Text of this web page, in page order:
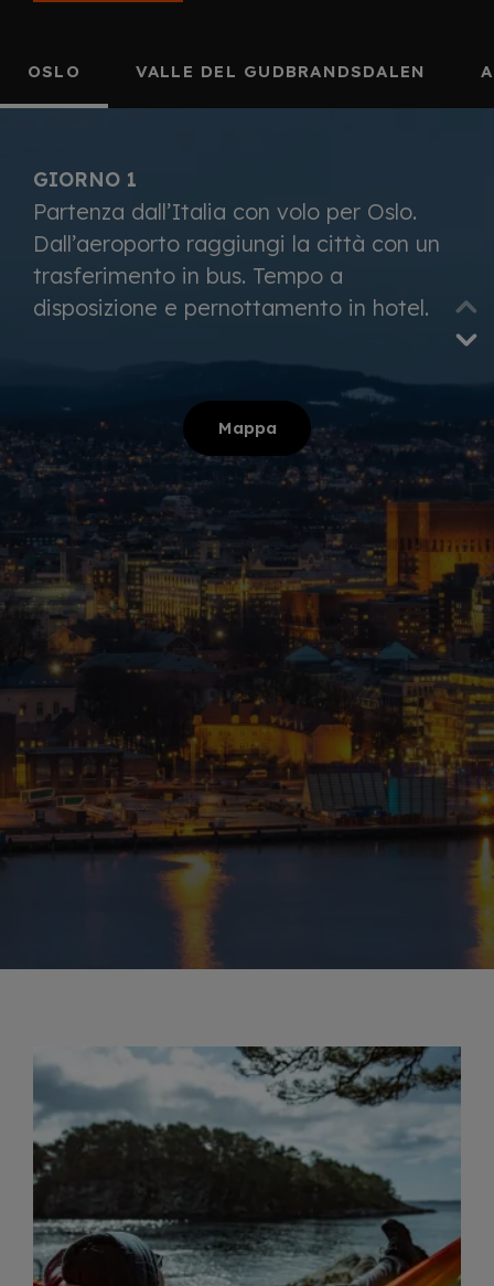
OSLO VALLE DEL GUDBRANDSDALEN
GIORNO 1
Partenza dall’Italia con volo per Oslo.
Dall’aeroporto raggiungi la città con un
trasferimento in bus. Tempo a
disposizione e pernottamento in hotel.
Mappa